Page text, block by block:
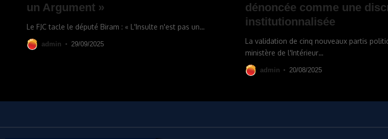
un Argument »
Le FJC tacle le député Biram : « L'Insulte n'est pas un…
admin 29/09/2025
dénoncée comme une
institutionnalisée
La validation de cinq nouveaux partis
ministère de l'Intérieur…
admin 20/08/2025